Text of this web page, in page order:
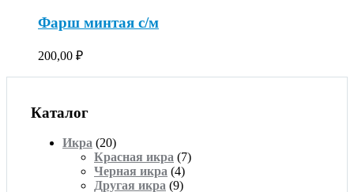
Фарш минтая с/м
200,00 ₽
Каталог
Икра (20)
Красная икра (7)
Черная икра (4)
Другая икра (9)